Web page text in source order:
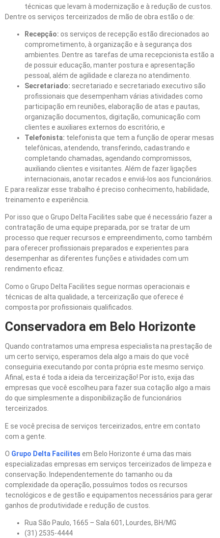
técnicas que levam à modernização e à redução de custos.
Dentre os serviços terceirizados de mão de obra estão o de:
Recepção: os serviços de recepção estão direcionados ao
comprometimento, à organização e à segurança dos
ambientes. Dentre as tarefas de uma recepcionista estão a
de possuir educação, manter postura e apresentação
pessoal, além de agilidade e clareza no atendimento.
Secretariado: secretariado e secretariado executivo são
profissionais que desempenham várias atividades como
participação em reuniões, elaboração de atas e pautas,
organização documentos, digitação, comunicação com
clientes e auxiliares externos do escritório, e
Telefonista: telefonista que tem a função de operar mesas
telefônicas, atendendo, transferindo, cadastrando e
completando chamadas, agendando compromissos,
auxiliando clientes e visitantes. Além de fazer ligações
internacionais, anotar recados e enviá-los aos funcionários.
E para realizar esse trabalho é preciso conhecimento, habilidade,
treinamento e experiência.
Por isso que o Grupo Delta Facilites sabe que é necessário fazer a
contratação de uma equipe preparada, por se tratar de um
processo que requer recursos e empreendimento, como também
para oferecer profissionais preparados e experientes para
desempenhar as diferentes funções e atividades com um
rendimento eficaz.
Como o Grupo Delta Facilites segue normas operacionais e
técnicas de alta qualidade, a terceirização que oferece é
composta por profissionais qualificados.
Conservadora em Belo Horizonte
Quando contratamos uma empresa especialista na prestação de
um certo serviço, esperamos dela algo a mais do que você
conseguiria executando por conta própria este mesmo serviço.
Afinal, esta é toda a ideia da terceirização! Por isto, exija das
empresas que você escolheu para fazer sua cotação algo a mais
do que simplesmente a disponibilização de funcionários
terceirizados.
E se você precisa de serviços terceirizados, entre em contato
com a gente.
O Grupo Delta Facilites em Belo Horizonte é uma das mais
especializadas empresas em serviços terceirizados de limpeza e
conservação. Independentemente do tamanho ou da
complexidade da operação, possuímos todos os recursos
tecnológicos e de gestão e equipamentos necessários para gerar
ganhos de produtividade e redução de custos.
Rua São Paulo, 1665 – Sala 601, Lourdes, BH/MG
(31) 2535-4444